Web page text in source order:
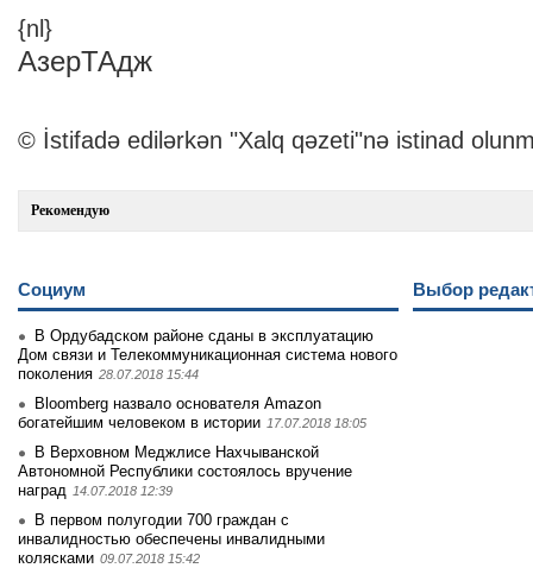
{nl}
АзерТАдж
© İstifadə edilərkən "Xalq qəzeti"nə istinad
Рекомендую
Социум
В Ордубадском районе сданы в эксплуатацию
Дом связи и Телекоммуникационная система нового
поколения 28.07.2018 15:44
Bloomberg назвало основателя Amazon
богатейшим человеком в истории 17.07.2018 18:05
В Верховном Меджлисе Нахчыванской
Автономной Республики состоялось вручение
наград 14.07.2018 12:39
В первом полугодии 700 граждан с
инвалидностью обеспечены инвалидными
колясками 09.07.2018 15:42
Выбор